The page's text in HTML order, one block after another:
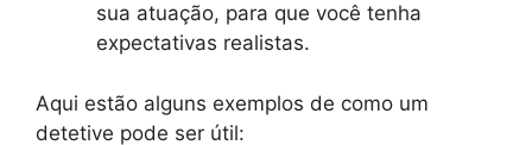
sua atuação, para que você tenha
expectativas realistas.
Aqui estão alguns exemplos de como um
detetive pode ser útil: